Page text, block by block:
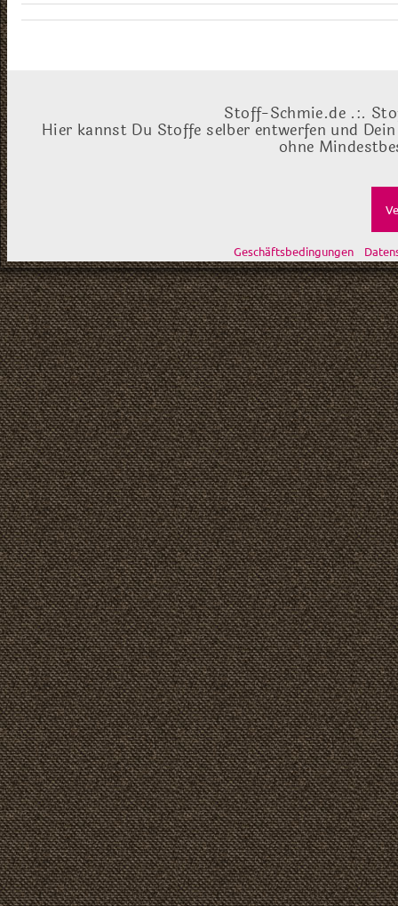
Stoff-Schmie.de .:.
Hier kannst Du Stoffe selber entwerfen und
ohne
Geschäftsbedingungen